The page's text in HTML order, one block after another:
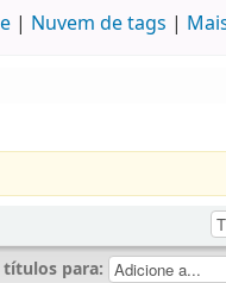
Nuvem de tags
títulos para: